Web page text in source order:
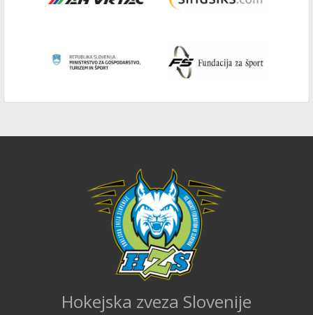
Hokejska zveza Slovenije